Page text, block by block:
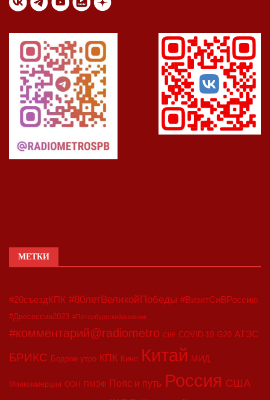
МЕТКИ
#20съездКПК #80летВеликойПобеды #ВизитСиВРоссию
#Двесессии2023 #Петербургскийдневник
#комментарий@radiometro CIIE COVID-19 G20 АТЭС
БРИКС Бодрое утро КПК Кино Китай МИД
Минкоммерции ООН ПМЭФ Пояс и путь Россия США